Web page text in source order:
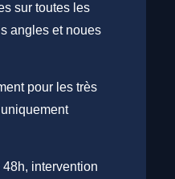
sur toutes les
angles et noues
pour les très
intervention